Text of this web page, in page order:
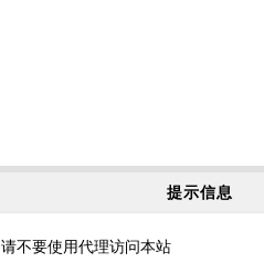
提示信息
请不要使用代理访问本站